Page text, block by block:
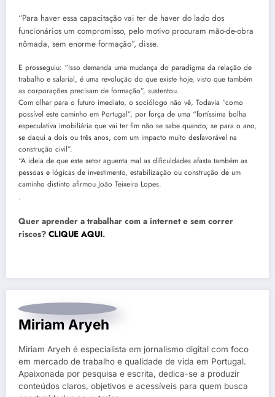
“Para haver essa capacitação vai ter de haver do lado dos
funcionários um compromisso, pelo motivo procuram mão-de-obra
nômada, sem enorme formação”, disse.
E prosseguiu: “Isso demanda uma mudança do paradigma da relação de
trabalho e salarial, é uma revolução do que existe hoje, visto que também
as corporações precisam de formação”, sustentou.
Com olhar para o futuro imediato, o sociólogo não vê, Todavia “como
possível este caminho em Portugal”, por força de uma “fortíssima bolha
especulativa imobiliária que vai ter fim não se sabe quando, se para o ano,
se daqui a dois ou três anos, com um impacto muito desfavorável na
construção civil”.
“A ideia de que este setor aguenta mal as dificuldades afasta também as
pessoas e lógicas de investimento, estabilização ou construção de um
caminho distinto afirmou João Teixeira Lopes.
.
Quer aprender a trabalhar com a internet e sem correr
riscos? CLIQUE AQUI.
Miriam Aryeh
Miriam Aryeh é especialista em jornalismo digital com foco
em mercado de trabalho e qualidade de vida em Portugal.
Apaixonada por pesquisa e escrita, dedica-se a produzir
conteúdos claros, objetivos e acessíveis para quem busca